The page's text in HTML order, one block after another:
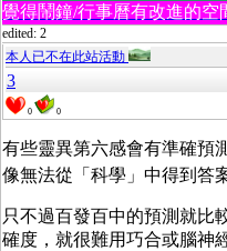
覺得鬧鐘/行事曆有改進的
edited: 2
本人已不在此站活動
3
0 0
有些靈異第六感會有準確預
像無法從「科學」中得到答案
只不過百發百中的預測就比
確度，就很難用巧合或腦神